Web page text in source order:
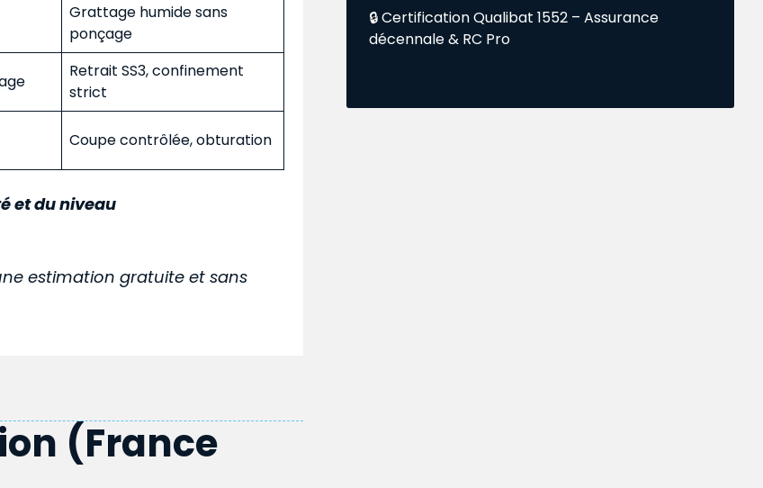
Grattage humide sans
ponçage
Retrait SS3, confinement
strict
Coupe contrôlée, obturation
et du niveau
estimation gratuite et sans
(France
🔒 Certification Qualibat 1552 – Assurance
décennale & RC Pro